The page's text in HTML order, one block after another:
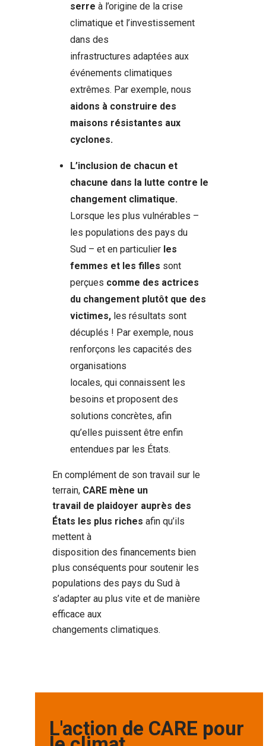
serre à l’origine de la crise
climatique et l’investissement
dans des
infrastructures adaptées aux
événements climatiques
extrêmes. Par exemple, nous
aidons à construire des
maisons résistantes aux
cyclones.
L’inclusion de chacun et
chacune dans la lutte contre le
changement climatique.
Lorsque les plus vulnérables –
les populations des pays du
Sud – et en particulier les
femmes et les filles sont
perçues comme des actrices
du changement plutôt que des
victimes, les résultats sont
décuplés ! Par exemple, nous
renforçons les capacités des
organisations
locales, qui connaissent les
besoins et proposent des
solutions concrètes, afin
qu’elles puissent être enfin
entendues par les États.
En complément de son travail sur le
terrain, CARE mène un
travail de plaidoyer auprès des
États les plus riches afin qu’ils
mettent à
disposition des financements bien
plus conséquents pour soutenir les
populations des pays du Sud à
s’adapter au plus vite et de manière
efficace aux
changements climatiques.
L'action de CARE pour